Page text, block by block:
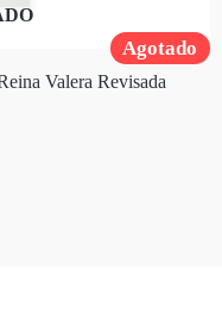
Agotado
Valera Revisada